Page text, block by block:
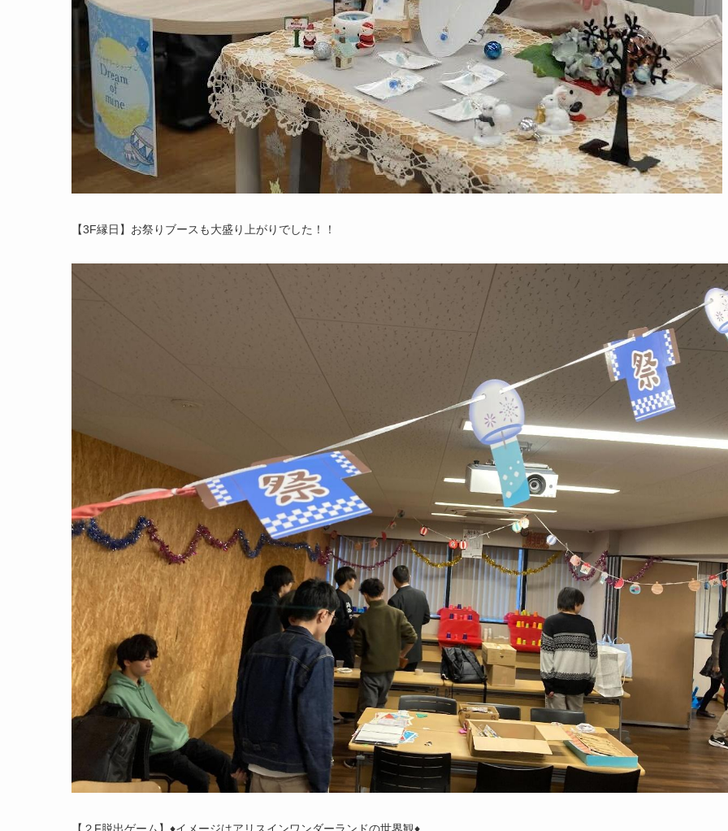
【3F縁日】お祭りブースも大盛り上がりでした！！
【２F脱出ゲーム】♦イメージはアリスインワンダーランドの世界観♦